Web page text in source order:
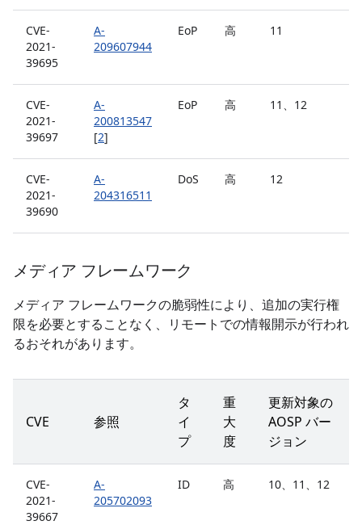
CVE-
2021-
39695
A-
209607944
EoP 高 11
CVE-
2021-
39697
A-
200813547
[2]
EoP 高 11、12
CVE-
2021-
39690
A-
204316511
DoS 高 12
メディア フレームワーク
メディア フレームワークの脆弱性により、追加の実行権
限を必要とすることなく、リモートでの情報開示が行われ
るおそれがあります。
CVE 参照
タ
イ
プ
重
大
度
更新対象の
AOSP バー
ジョン
CVE-
2021-
39667
A-
205702093
ID 高 10、11、12